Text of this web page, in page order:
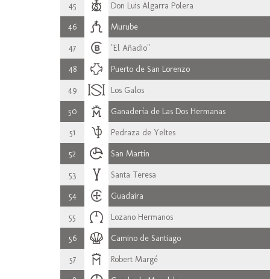
45 Don Luis Algarra Polera
46 Murube
47 "El Añadio"
48 Puerto de San Lorenzo
49 Los Galos
50 Ganadería de Las Dos Hermanas
51 Pedraza de Yeltes
52 San Martín
53 Santa Teresa
54 Guadaira
55 Lozano Hermanos
56 Camino de Santiago
57 Robert Margé